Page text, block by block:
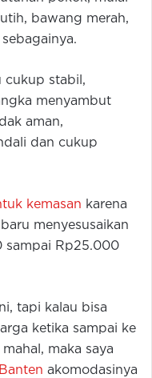
bawang merah,
cukup stabil,
menyambut
aman,
dan cukup
kemasan karena
menyesusaikan
sampai Rp25.000
tapi kalau bisa
ketika sampai ke
maka saya
akomodasinya